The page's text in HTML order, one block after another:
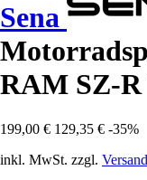
Sena
RAM SZ-R
199,00 € 129,35 € -35%
inkl. MwSt. zzgl.